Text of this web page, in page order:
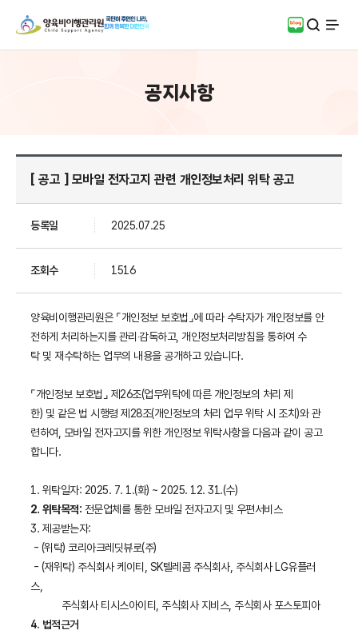
블로그검색
전체
공지사항
[ 공고 ] 모바일 전자고지 관련 개인정보처리 위탁 공고
등록일 2025.07.25
조회수 1516
양육비이행관리원은 ⌜개인정보 보호법⌟에 따라 수탁자가 개인정보를 안
전하게 처리하는지를 관리‧감독하고, 개인정보처리방침을 통하여 수
탁 및 재수탁하는 업무의 내용을 공개하고 있습니다.
⌜개인정보 보호법⌟ 제26조(업무위탁에 따른 개인정보의 처리 제
한) 및 같은 법 시행령 제28조(개인정보의 처리 업무 위탁 시 조치)와 관
련하여, 모바일 전자고지를 위한 개인정보 위탁사항을 다음과 같이 공고
합니다.
1. 위탁일자: 2025. 7. 1.(화) ~ 2025. 12. 31.(수)
2. 위탁목적: 전문업체를 통한 모바일 전자고지 및 우편서비스
3. 제공받는자:
- (위탁) 코리아크레딧뷰로(주)
- (재위탁) 주식회사 케이티, SK텔레콤 주식회사, 주식회사 LG유플러
스,
주식회사 티시스아이티, 주식회사 지비스, 주식회사 포스토피아
4. 법적근거